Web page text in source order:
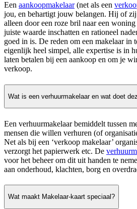
Een aankoopmakelaar(net als een
jou, en behartigt jouw belangen. Hij of
alleen door een roze bril naar een
juiste waarde inschatten en rationeel
goed in is. De reden om een makelaar in
eigenlijk heel simpel, alle expertise is in
laten betalen bij een aankoop en om je
verkoop.
Wat is een verhuurmakelaar en wat doet
Een verhuurmakelaar bemiddelt tussen
mensen die willen verhuren (of
Net als bij een ‘verkoop makelaar’
verzorgt het papierwerk etc. De
voor het beheer om dit uit handen te
aan onderhoud, klachten, borg en
Wat maakt Makelaar-kaart speciaal?